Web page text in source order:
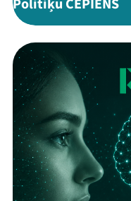
Politiķu CEPIENS